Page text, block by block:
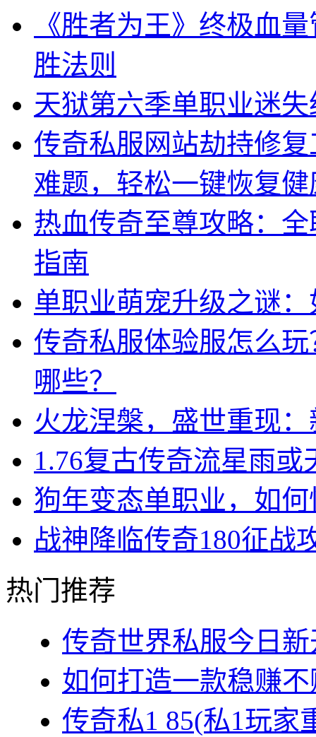
《胜者为王》终极血
胜法则
天狱第六季单职业迷
传奇私服网站劫持修
难题，轻松一键恢复
热血传奇至尊攻略：
指南
单职业萌宠升级之谜
传奇私服体验服怎么
哪些？
火龙涅槃，盛世重现
1.76复古传奇流星雨
狗年变态单职业，如
战神降临传奇180征战
热门推荐
传奇世界私服今日
如何打造一款稳赚
传奇私1 85(私1玩家